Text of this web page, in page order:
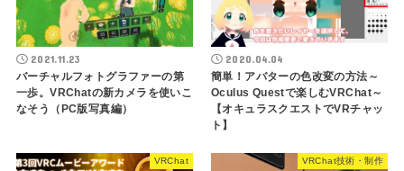
2021.11.23
バーチャルフォトグラファーの第
一歩。VRChatの新カメラを使いこ
なそう（PC版写真編）
2020.04.04
簡単！アバターの色改変の方法～
Oculus Questで楽しむVRChat～
【オキュラスクエストでVRチャッ
ト】
VRChat VRChat技術・制作